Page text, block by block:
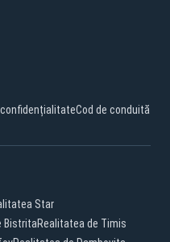
Cod de conduită
Star
BistritaRealitatea de Timis